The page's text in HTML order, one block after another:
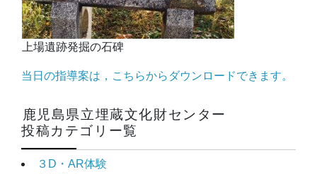
鹿児島県立埋蔵文化財センター
投稿カテゴリー覧
３D・AR体験
上場遺跡発掘の石碑
当日の指導案は，こちらからダウンロードできます。